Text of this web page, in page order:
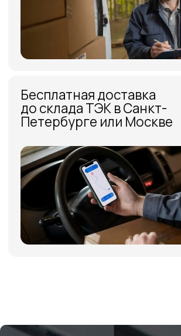
МЕНЮ
Компания
ЧАСЫ РАБОТЫ
Пн - Пт, с 09:00 до 18:00
Каталог
КОНТАКТЫ